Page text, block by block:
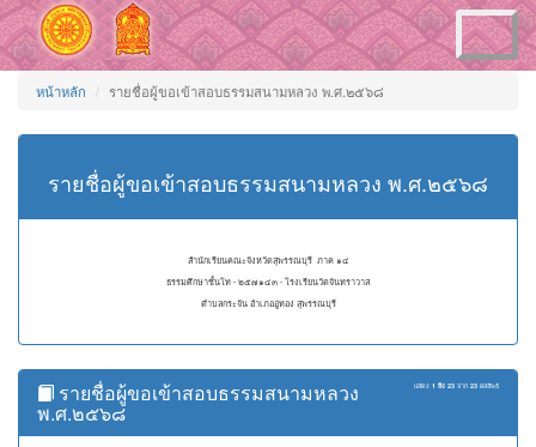
Toggle
navigation
หน้าหลัก รายชื่อผู้ขอเข้าสอบธรรมสนามหลวง พ.ศ.๒๕๖๘
รายชื่อผู้ขอเข้าสอบธรรมสนามหลวง พ.ศ.๒๕๖๘
สำนักเรียนคณะจังหวัดสุพรรณบุรี ภาค ๑๔
ธรรมศึกษาชั้นโท - ๒๕๗๑๔๓ - โรงเรียนวัดจันทราวาส
ตำบลกระจัน อำเภออู่ทอง สุพรรณบุรี
แสดง 1 ถึง 23 จาก 23 ผลลัพธ์
รายชื่อผู้ขอเข้าสอบธรรมสนามหลวง
พ.ศ.๒๕๖๘